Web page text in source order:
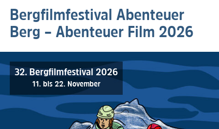
main
content
Bergfilmfestival Abenteuer
Berg – Abenteuer Film 2026
32. Bergfilmfestival 2026
11. bis 22. November